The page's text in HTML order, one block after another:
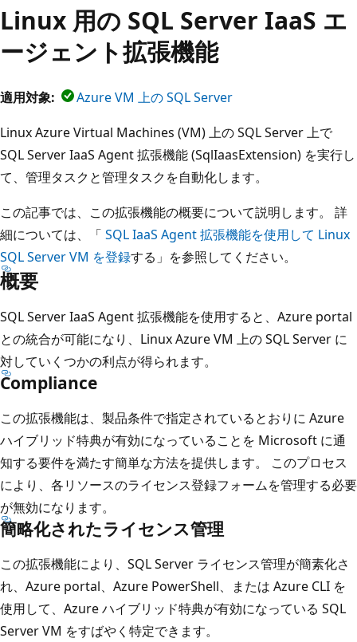
Linux 用の SQL Server IaaS エ
ージェント拡張機能
適用対象:
Azure VM 上の SQL Server
Linux Azure Virtual Machines (VM) 上の SQL Server 上で
SQL Server IaaS Agent 拡張機能 (SqlIaasExtension) を実行し
て、管理タスクと管理タスクを自動化します。
この記事では、この拡張機能の概要について説明します。 詳
細については、「 SQL IaaS Agent 拡張機能を使用して Linux
SQL Server VM を登録する」を参照してください。
概要
SQL Server IaaS Agent 拡張機能を使用すると、Azure portal
との統合が可能になり、Linux Azure VM 上の SQL Server に
対していくつかの利点が得られます。
Compliance
この拡張機能は、製品条件で指定されているとおりに Azure
ハイブリッド特典が有効になっていることを Microsoft に通
知する要件を満たす簡単な方法を提供します。 このプロセス
により、各リソースのライセンス登録フォームを管理する必要
が無効になります。
簡略化されたライセンス管理
この拡張機能により、SQL Server ライセンス管理が簡素化さ
れ、Azure portal、Azure PowerShell、または Azure CLI を
使用して、Azure ハイブリッド特典が有効になっている SQL
Server VM をすばやく特定できます。